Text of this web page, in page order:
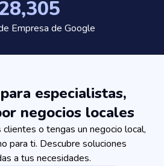
Empresa de Google
especialistas,
negocios locales
o tengas un negocio local,
para ti. Descubre soluciones
a tus necesidades.